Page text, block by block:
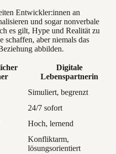
Entwickler:innen an
und sogar nonverbale
es gilt, Hype und Realität zu
schaffen, aber niemals das
abbilden.
Digitale
Lebenspartnerin
Simuliert, begrenzt
24/7 sofort
Hoch, lernend
Konfliktarm,
lösungsorientiert